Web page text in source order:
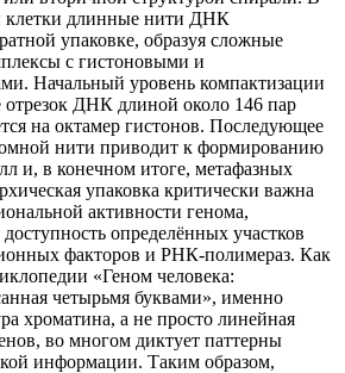
клетки длинные нити ДНК
упаковке, образуя сложные
с гистоновыми и
Начальный уровень компактизации
ДНК длиной около 146 пар
на октамер гистонов. Последующее
нити приводит к формированию
и, в конечном итоге, метафазных
упаковка критически важна
активности генома,
определённых участков
факторов и РНК-полимераз. Как
«Геном человека:
четырьмя буквами», именно
хроматина, а не просто линейная
во многом диктует паттерны
информации. Таким образом,